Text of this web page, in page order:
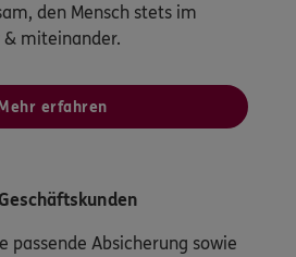
den Mensch stets im
& miteinander.
erfahren
passende Absicherung sowie